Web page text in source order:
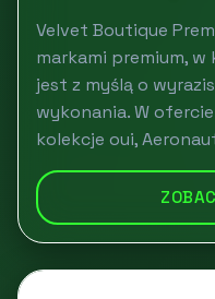
Velvet Boutique
markami premium,
jest z myślą o
wykonania. W
kolekcje oui,